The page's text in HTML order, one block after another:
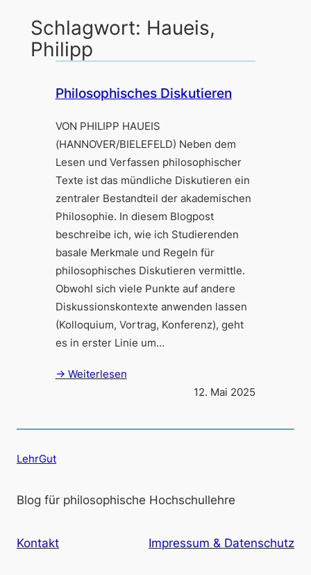
Schlagwort: Haueis,
Philipp
Philosophisches Diskutieren
VON PHILIPP HAUEIS
(HANNOVER/BIELEFELD) Neben dem
Lesen und Verfassen philosophischer
Texte ist das mündliche Diskutieren ein
zentraler Bestandteil der akademischen
Philosophie. In diesem Blogpost
beschreibe ich, wie ich Studierenden
basale Merkmale und Regeln für
philosophisches Diskutieren vermittle.
Obwohl sich viele Punkte auf andere
Diskussionskontexte anwenden lassen
(Kolloquium, Vortrag, Konferenz), geht
es in erster Linie um…
→ Weiterlesen
12. Mai 2025
LehrGut
Blog für philosophische Hochschullehre
Kontakt Impressum & Datenschutz